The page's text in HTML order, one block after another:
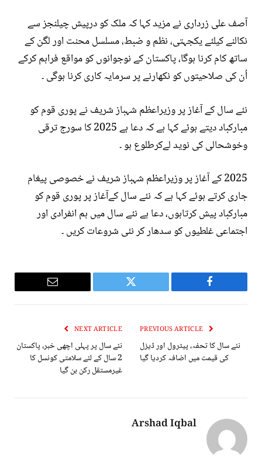
آصف علی زرداری نے مزید کہا کہ ملک کو درپیش چیلنجز سے
نکالنے کیلئے یکجہتی، نظم و ضبط، مسلسل محنت اور لگن کے
ساتھ کام کرنا ہوگا، پاکستان کے نوجوانوں کو مواقع فراہم کرکے
اُن کی صلاحیتوں کو نکھارنے پر سرمایہ کاری کرنا ہوگی ۔
نئے سال کے آغاز پر وزیراعظم شہباز شریف نے پوری قوم کو
مبارکباد دیتے ہوئے کہا ہے کہ دعا ہے 2025 کا سورج ترقی
وخوشحالی کی نوید لےکرطلوع ہو ۔
2025 کے آغاز پر وزیراعظم شہباز شریف نے خصوصی پیغام
جاری کرتے ہوئے کہا ہے کہ نئے سال کےآغاز پر پوری قوم کو
مبارکباد پیش کرتاہوں، دعا ہے نئے سال میں ہم انفرادی اور
اجتماعی غلطیوں کو سدھار کر نئی شروعات کریں ۔
Facebook
Twitter
Email
نئے سال کا تحفہ، پیٹرول اور ڈیزل
کی قیمت میں اضافہ کردیا گیا
NEXT ARTICLE
نئے سال پر پہلی اچھی خبر، پاکستان
2 سال کے لئے سلامتی کونسل کا
غیرمستقل رکن بن گیا
Arshad Iqbal